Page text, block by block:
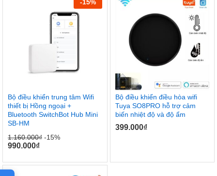
-15%
Bộ điều khiển trung tâm Wifi
thiết bị Hồng ngoại +
Bluetooth SwitchBot Hub Mini
SB-HM
1.160.000₫ -15%
990.000₫
Bộ điều khiển điều hòa wifi
Tuya SO8PRO hỗ trợ cảm
biến nhiệt độ và độ ẩm
399.000₫